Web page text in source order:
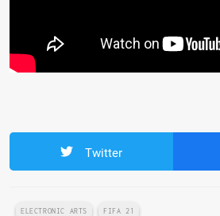
Twitter
ELECTRONIC ARTS FIFA 21